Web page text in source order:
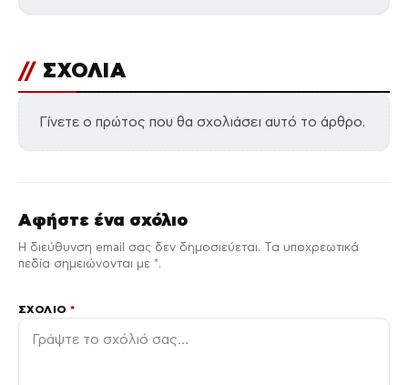
// ΣΧΟΛΙΑ
Γίνετε ο πρώτος που θα σχολιάσει αυτό το άρθρο.
Αφήστε ένα σχόλιο
Η διεύθυνση email σας δεν δημοσιεύεται. Τα υποχρεωτικά
πεδία σημειώνονται με *.
ΣΧΌΛΙΟ*